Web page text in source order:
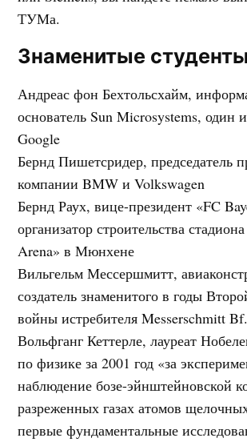
ТУМа.
Знаменитые студенты
Андреас фон Бехтольсхайм,
основатель Sun Microsystems, один
Google
Бернд Пишетсридер, председатель
компании BMW и Volkswagen
Бернд Раух, вице-президент «FC
организатор строительства
Arena» в Мюнхене
Вильгельм Мессершмитт,
создатель знаменитого в годы
войны истребителя Messerschmitt
Вольфганг Кеттерле, лауреат
по физике за 2001 год «за
наблюдение бозе-эйнштейновской
разреженных газах атомов
первые фундаментальные